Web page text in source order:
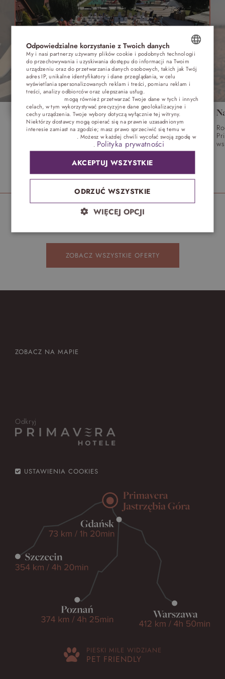
WAKACJE nad morzem - Wyspa Skarbów -
Pełne atrakcji Lato 2026
Dmuchańce – Piana Party- Parada Maskotek – Pirackie
Animacje – Bańkowe Show – Pokaz Clowna – Teatrzyk
– Zajęcia dla Młodych Twórców – Wodne Animacje
26 cze - 30 sie
Obowiązuje SPRAWDŹ OFERTĘ
ZOBACZ WSZYSTKIE OFERTY
ZOBACZ NA MAPIE
Odkryj
USTAWIENIA COOKIES
PIESKI MILE WIDZIANE
PET FRIENDLY
POLISH
ENGLISH
GERMAN
CZECH
Odpowiedzialne korzystanie z Twoich danych
My i nasi partnerzy używamy plików cookie i podobnych technologii
do przechowywania i uzyskiwania dostępu do informacji na Twoim
urządzeniu oraz do przetwarzania danych osobowych, takich jak Twój
adres IP, unikalne identyfikatory i dane przeglądania, w celu
wyświetlania spersonalizowanych reklam i treści, pomiaru reklam i
treści, analizy odbiorców oraz ulepszania usług.
mogą również przetwarzać Twoje dane w tych i innych
celach, w tym wykorzystywać precyzyjne dane geolokalizacyjne i
cechy urządzenia. Twoje wybory dotyczą wyłącznie tej witryny.
Niektórzy dostawcy mogą opierać się na prawnie uzasadnionym
interesie zamiast na zgodzie; masz prawo sprzeciwić się temu w
. Możesz w każdej chwili wycofać swoją zgodę w
Polityka prywatności
AKCEPTUJ WSZYSTKIE
ODRZUĆ WSZYSTKIE
WIĘCEJ OPCJI